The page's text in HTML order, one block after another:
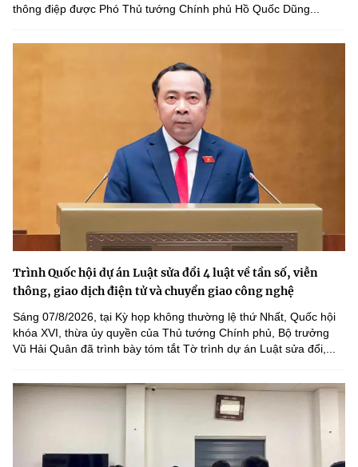
thông điệp được Phó Thủ tướng Chính phủ Hồ Quốc Dũng...
Trình Quốc hội dự án Luật sửa đổi 4 luật về tần số, viễn
thông, giao dịch điện tử và chuyển giao công nghệ
Sáng 07/8/2026, tại Kỳ họp không thường lệ thứ Nhất, Quốc hội
khóa XVI, thừa ủy quyền của Thủ tướng Chính phủ, Bộ trưởng
Vũ Hải Quân đã trình bày tóm tắt Tờ trình dự án Luật sửa đổi,...